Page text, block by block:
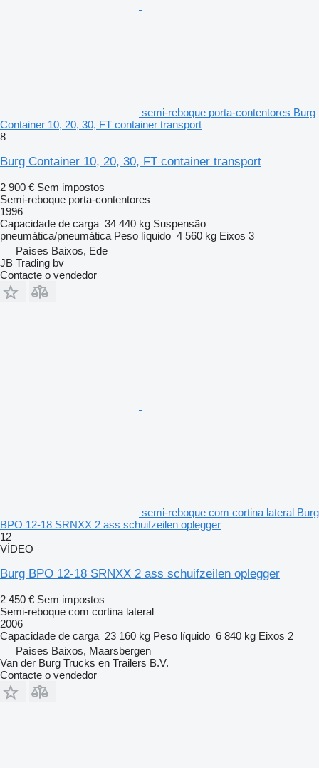
semi-reboque porta-contentores Burg
Container 10, 20, 30, FT container transport
8
Burg Container 10, 20, 30, FT container transport
2 900 € Sem impostos
Semi-reboque porta-contentores
1996
Capacidade de carga 34 440 kg Suspensão
pneumática/pneumática Peso líquido 4 560 kg Eixos 3
Países Baixos, Ede
JB Trading bv
Contacte o vendedor
semi-reboque com cortina lateral Burg
BPO 12-18 SRNXX 2 ass schuifzeilen oplegger
12
VÍDEO
Burg BPO 12-18 SRNXX 2 ass schuifzeilen oplegger
2 450 € Sem impostos
Semi-reboque com cortina lateral
2006
Capacidade de carga 23 160 kg Peso líquido 6 840 kg Eixos 2
Países Baixos, Maarsbergen
Van der Burg Trucks en Trailers B.V.
Contacte o vendedor